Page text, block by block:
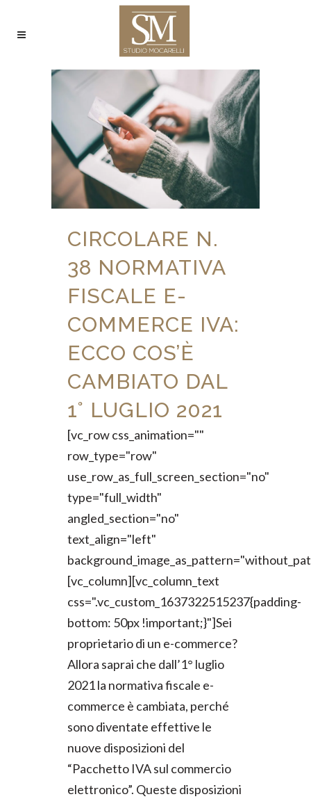
CIRCOLARE N.
38 NORMATIVA
FISCALE E-
COMMERCE IVA:
ECCO COS’È
CAMBIATO DAL
1° LUGLIO 2021
[vc_row css_animation=""
row_type="row"
use_row_as_full_screen_section="no"
type="full_width"
angled_section="no"
text_align="left"
[vc_column][vc_column_text
css=".vc_custom_1637322515237{padding-
bottom: 50px !important;}"]Sei
proprietario di un e-commerce?
Allora saprai che dall’1° luglio
2021 la normativa fiscale e-
commerce è cambiata, perché
sono diventate effettive le
nuove disposizioni del
“Pacchetto IVA sul commercio
elettronico”. Queste disposizioni